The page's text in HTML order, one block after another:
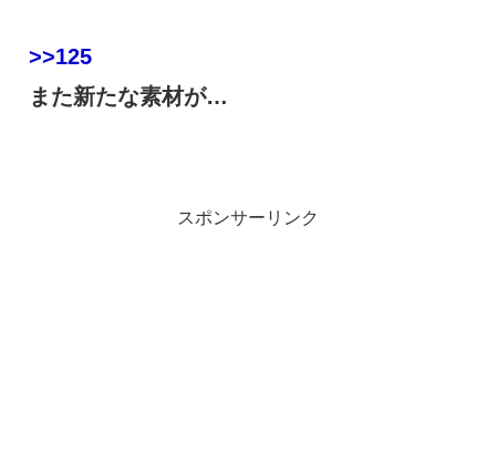
>>125
また新たな素材が…
スポンサーリンク